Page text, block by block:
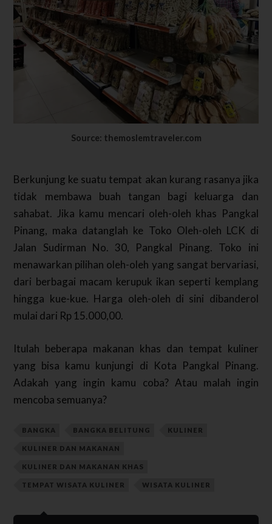
Source: themoslemtraveler.com
Berkunjung ke suatu tempat akan kurang rasanya jika
tidak membawa buah tangan bagi keluarga dan
sahabat. Jika kamu mencari oleh-oleh khas Pangkal
Pinang, maka datanglah ke Toko Oleh-oleh LCK di
Jalan Sudirman No. 30, Pangkal Pinang. Toko ini
menawarkan pilihan oleh-oleh yang sangat bervariasi,
dari berbagai macam kerupuk ikan seperti kemplang
hingga kue-kue. Harga oleh-oleh di sini dibanderol
mulai dari Rp 15.000,00.
Itulah beberapa makanan khas dan tempat kuliner
yang bisa kamu kunjungi di Kota Pangkal Pinang.
Adakah yang ingin kamu coba? Atau malah ingin
mencoba semuanya?
BANGKA BANGKA BELITUNG KULINER
KULINER DAN MAKANAN
KULINER DAN MAKANAN KHAS
TEMPAT WISATA KULINER WISATA KULINER